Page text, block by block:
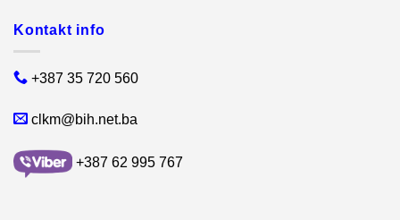
Kontakt info
+387 35 720 560
clkm@bih.net.ba
+387 62 995 767